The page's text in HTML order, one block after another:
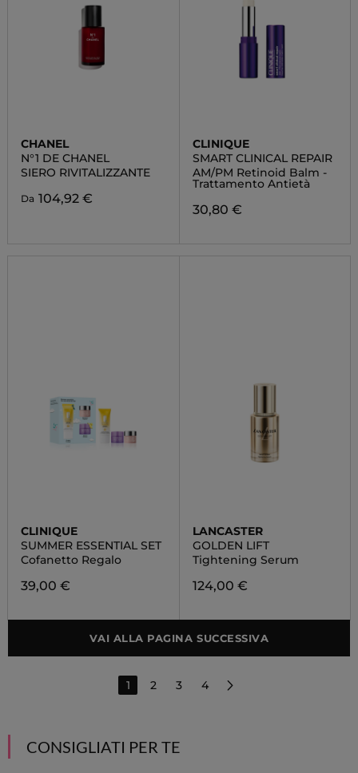
CHANEL
N°1 DE CHANEL
SIERO RIVITALIZZANTE
Da 104,92 €
CLINIQUE
SMART CLINICAL REPAIR
AM/PM Retinoid Balm -
Trattamento Antietà
30,80 €
CLINIQUE
SUMMER ESSENTIAL SET
Cofanetto Regalo
39,00 €
LANCASTER
GOLDEN LIFT
Tightening Serum
124,00 €
VAI ALLA PAGINA SUCCESSIVA
1 2 3 4
CONSIGLIATI PER TE